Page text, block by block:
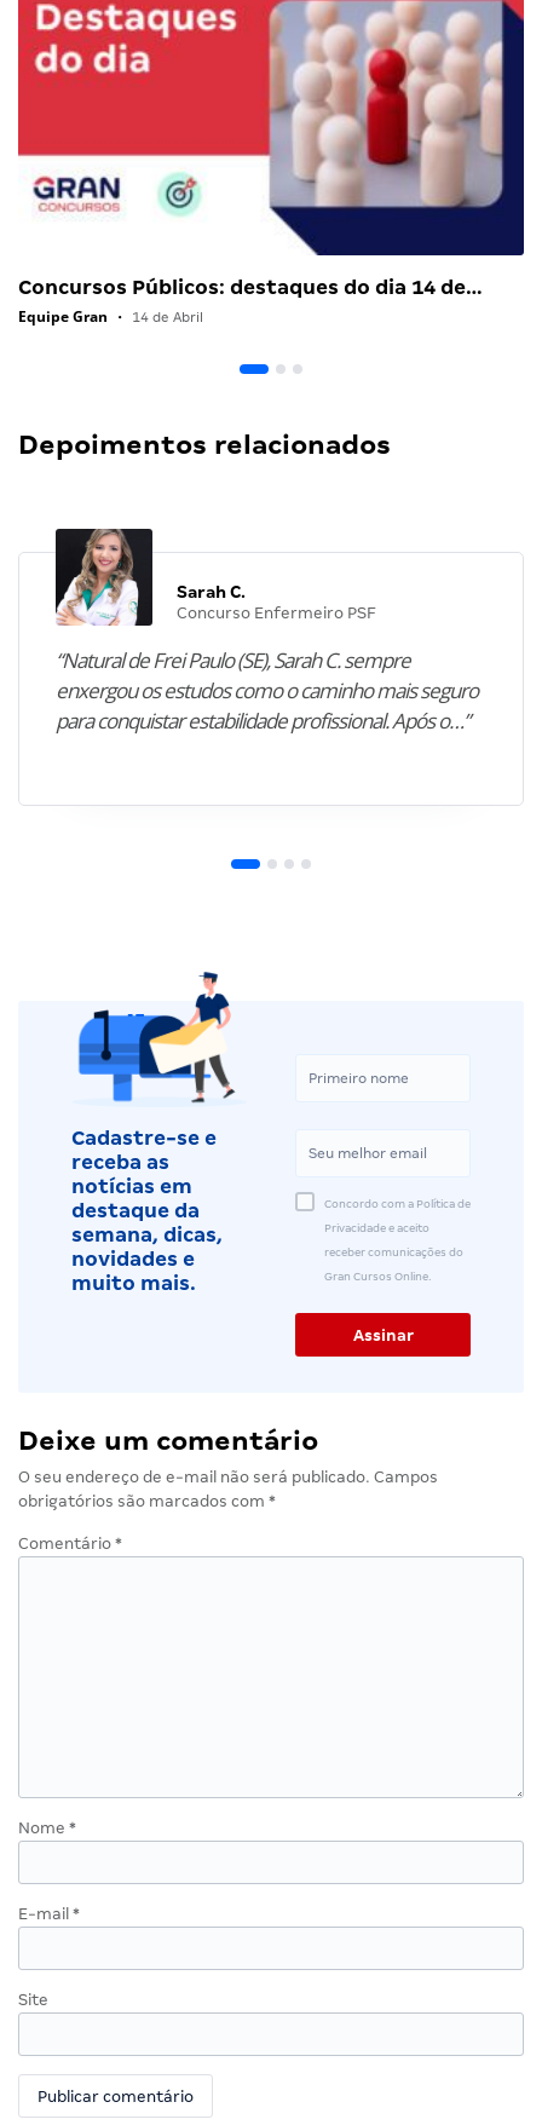
Concursos Públicos: destaques do dia 14 de…
Equipe Gran • 14 de Abril
Depoimentos relacionados
Sarah C.
Concurso Enfermeiro PSF
“Natural de Frei Paulo (SE), Sarah C. sempre
enxergou os estudos como o caminho mais seguro
para conquistar estabilidade profissional. Após o…”
Cadastre-se e
receba as
notícias em
destaque da
semana, dicas,
novidades e
muito mais.
Concordo com a Política de
Privacidade e aceito
receber comunicações do
Gran Cursos Online.
Deixe um comentário
O seu endereço de e-mail não será publicado. Campos
obrigatórios são marcados com *
Comentário *
Nome *
E-mail *
Site